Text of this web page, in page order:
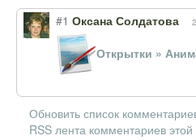
#1 Оксана Солдатова
Открытки »
Обновить список
RSS лента комментариев этой